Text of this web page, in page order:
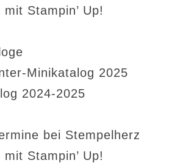
Stampin’ Up!
Minikatalog 2025
2024-2025
bei Stempelherz
Stampin’ Up!